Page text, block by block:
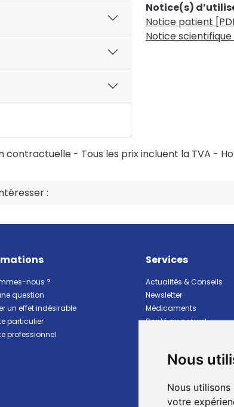
Nous
Nous
votre
Notice(s)
Notice patient
Notice scientifique
contractuelle - Tous les prix incluent la TVA -
:
nous ?
question
un effet indésirable
particulier
professionnel
Services
Actualités & Conseils
Newsletter
Médicaments
Santé au naturel
Bébé et maman
Animaux
Marques